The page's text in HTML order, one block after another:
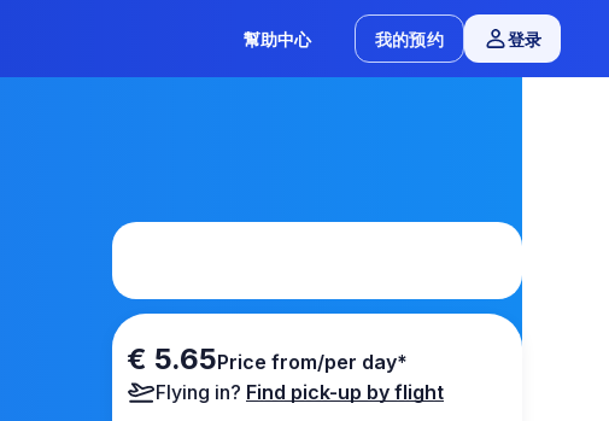
幫助中心 我的预约 登录
€ 5.65Price from/per day*
Flying in? Find pick-up by flight